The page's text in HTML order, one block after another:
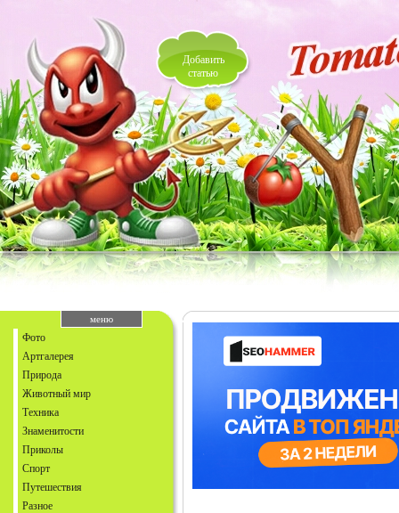
Добавить
статью
меню
Фото
Артгалерея
Природа
Животный мир
Техника
Знаменитости
Приколы
Спорт
Путешествия
Разное